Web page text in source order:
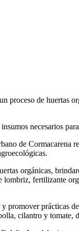
de huertas
necesarios
de Cormacarena
orgánicas,
fertilizante
promover prácticas
cilantro y tomate,